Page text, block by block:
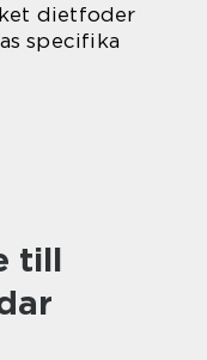
dietfoder
specifika
till